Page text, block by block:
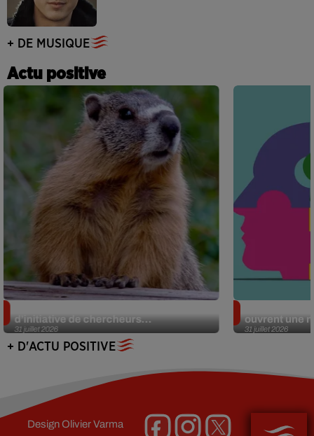
+ DE MUSIQUE
Actu positive
31 juillet 2026
d’initiative de chercheurs...
31 juillet 2026
ouvrent une
+ D'ACTU POSITIVE
DesignOlivier Varma